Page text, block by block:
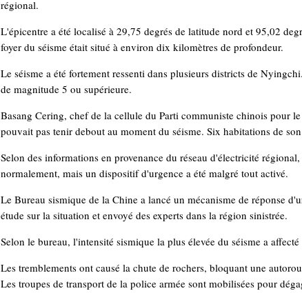
régional.
L'épicentre a été localisé à 29,75 degrés de latitude nord et 95,02
foyer du séisme était situé à environ dix kilomètres de profondeur.
Le séisme a été fortement ressenti dans plusieurs districts de
de magnitude 5 ou supérieure.
Basang Cering, chef de la cellule du Parti communiste chinois pour
pouvait pas tenir debout au moment du séisme. Six habitations de
Selon des informations en provenance du réseau d'électricité
normalement, mais un dispositif d'urgence a été malgré tout activé.
Le Bureau sismique de la Chine a lancé un mécanisme de réponse
étude sur la situation et envoyé des experts dans la région sinistrée.
Selon le bureau, l'intensité sismique la plus élevée du séisme a
Les tremblements ont causé la chute de rochers, bloquant une
Les troupes de transport de la police armée sont mobilisées pour